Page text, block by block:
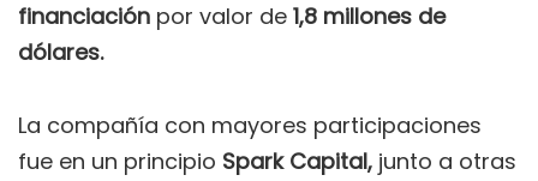
financiación por valor de 1,8 millones de
dólares.
La compañía con mayores participaciones
fue en un principio Spark Capital, junto a otras